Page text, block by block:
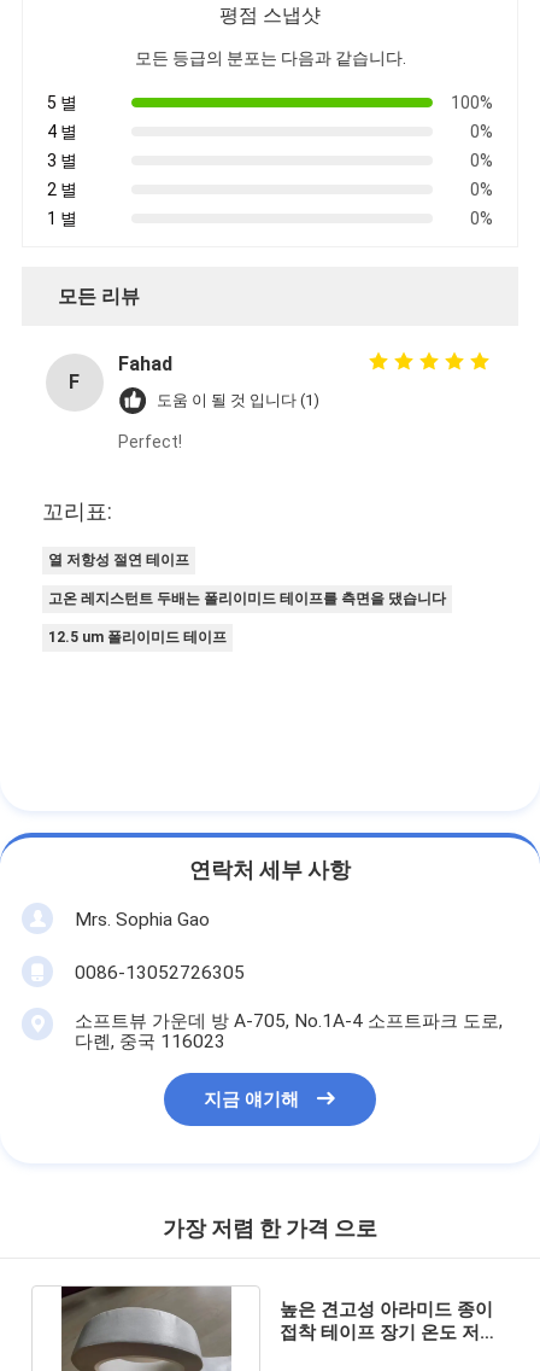
평점 스냅샷
모든 등급의 분포는 다음과 같습니다.
5 별
100%
4 별
0%
3 별
0%
2 별
0%
1 별
0%
모든 리뷰
F
Fahad
도움 이 될 것 입니다 (1)
Perfect!
꼬리표:
열 저항성 절연 테이프
고온 레지스턴트 두배는 폴리이미드 테이프를 측면을 댔습니다
12.5 um 폴리이미드 테이프
연락처 세부 사항
Mrs. Sophia Gao
0086-13052726305
소프트뷰 가운데 방 A-705, No.1A-4 소프트파크 도로,
다롄, 중국 116023
지금 얘기해
가장 저렴 한 가격 으로
높은 견고성 아라미드 종이
접착 테이프 장기 온도 저항